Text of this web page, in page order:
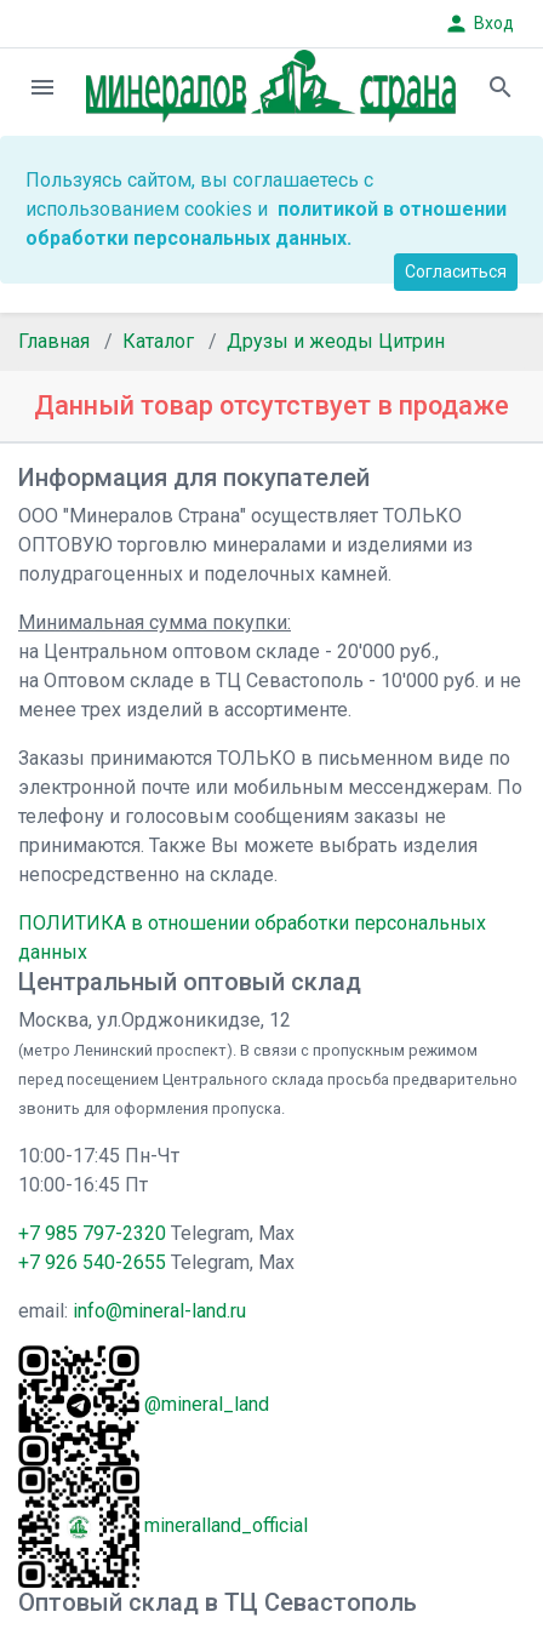
person Вход
menu search
Пользуясь сайтом, вы соглашаетесь с
использованием cookies и политикой в отношении
обработки персональных данных.
Согласиться
Главная Каталог Друзы и жеоды Цитрин
Данный товар отсутствует в продаже
Информация для покупателей
ООО "Минералов Страна" осуществляет ТОЛЬКО
ОПТОВУЮ торговлю минералами и изделиями из
полудрагоценных и поделочных камней.
Минимальная сумма покупки:
на Центральном оптовом складе - 20'000 руб.,
на Оптовом складе в ТЦ Севастополь - 10'000 руб. и не
менее трех изделий в ассортименте.
Заказы принимаются ТОЛЬКО в письменном виде по
электронной почте или мобильным мессенджерам. По
телефону и голосовым сообщениям заказы не
принимаются. Также Вы можете выбрать изделия
непосредственно на складе.
ПОЛИТИКА в отношении обработки персональных
данных
Центральный оптовый склад
Москва, ул.Орджоникидзе, 12
(метро Ленинский проспект). В связи с пропускным режимом
перед посещением Центрального склада просьба предварительно
звонить для оформления пропуска.
10:00-17:45 Пн-Чт
10:00-16:45 Пт
+7 985 797-2320 Telegram, Max
+7 926 540-2655 Telegram, Max
email: info@mineral-land.ru
@mineral_land
mineralland_official
Оптовый склад в ТЦ Севастополь